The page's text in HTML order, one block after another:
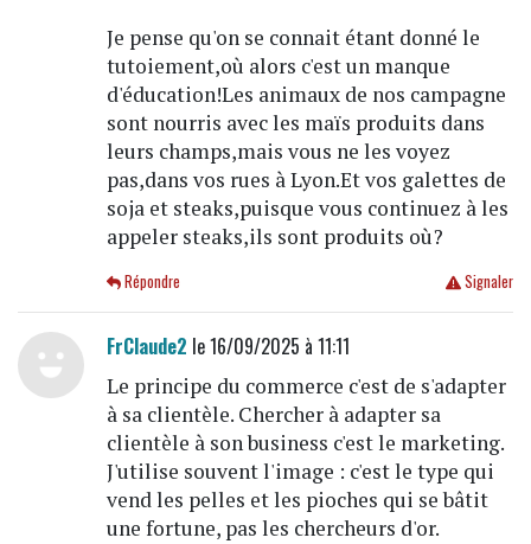
Je pense qu'on se connait étant donné le
tutoiement,où alors c'est un manque
d'éducation!Les animaux de nos campagne
sont nourris avec les maïs produits dans
leurs champs,mais vous ne les voyez
pas,dans vos rues à Lyon.Et vos galettes de
soja et steaks,puisque vous continuez à les
appeler steaks,ils sont produits où?
Signaler
Répondre
FrClaude2 le 16/09/2025 à 11:11
Le principe du commerce c'est de s'adapter
à sa clientèle. Chercher à adapter sa
clientèle à son business c'est le marketing.
J'utilise souvent l'image : c'est le type qui
vend les pelles et les pioches qui se bâtit
une fortune, pas les chercheurs d'or.